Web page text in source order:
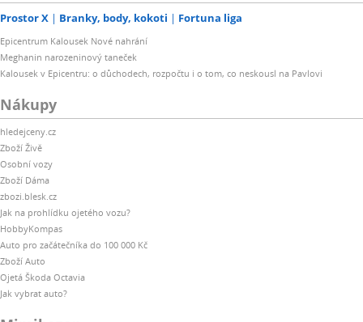
Prostor X Branky, body, kokoti Fortuna liga
Epicentrum Kalousek Nové nahrání
Meghanin narozeninový taneček
Kalousek v Epicentru: o důchodech, rozpočtu i o tom, co neskousl na Pavlovi
Nákupy
hledejceny.cz
Zboží Živě
Osobní vozy
Zboží Dáma
zbozi.blesk.cz
Jak na prohlídku ojetého vozu?
HobbyKompas
Auto pro začátečníka do 100 000 Kč
Zboží Auto
Ojetá Škoda Octavia
Jak vybrat auto?